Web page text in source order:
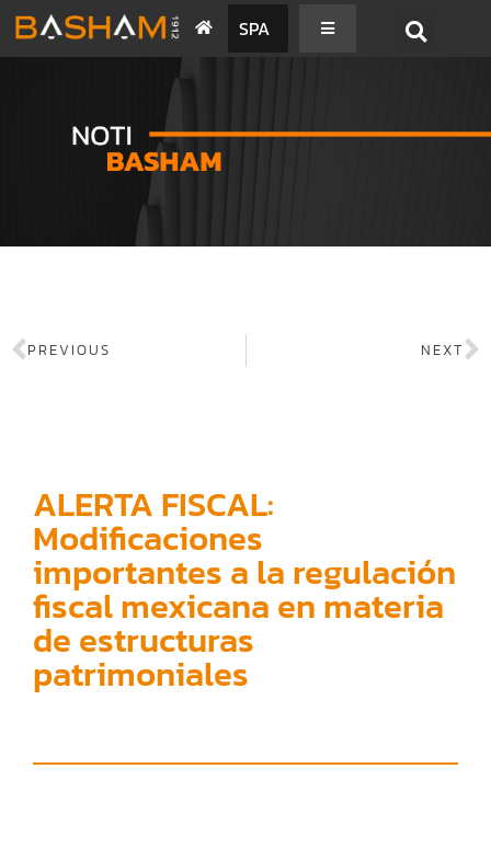
SPA
PREVIOUS NEXT
ALERTA FISCAL:
Modificaciones
importantes a la regulación
fiscal mexicana en materia
de estructuras
patrimoniales